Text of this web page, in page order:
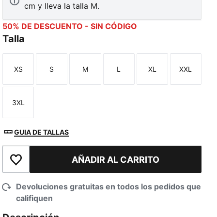
cm y lleva la talla M.
50% DE DESCUENTO - SIN CÓDIGO
Talla
Talla
XS
Talla
S
Talla
M
Talla
L
Talla
XL
Talla
XXL
Talla
3XL
GUIA DE TALLAS
Añadir a la lista de deseosAÑADIR AL CARRITO
Devoluciones gratuitas en todos los pedidos que
califiquen